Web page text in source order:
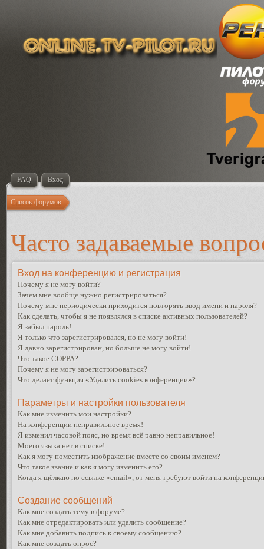
FAQ Вход
Список форумов
Часто задаваемые
Вход на конференцию и регистрация
Почему я не могу войти?
Зачем мне вообще нужно регистрироваться?
Почему мне периодически приходится повторять ввод имени и пароля?
Как сделать, чтобы я не появлялся в списке активных пользователей?
Я забыл пароль!
Я только что зарегистрировался, но не могу войти!
Я давно зарегистрирован, но больше не могу войти!
Что такое COPPA?
Почему я не могу зарегистрироваться?
Что делает функция «Удалить cookies конференции»?
Параметры и настройки пользователя
Как мне изменить мои настройки?
На конференции неправильное время!
Я изменил часовой пояс, но время всё равно неправильное!
Моего языка нет в списке!
Как я могу поместить изображение вместе со своим именем?
Что такое звание и как я могу изменить его?
Когда я щёлкаю по ссылке «email», от меня требуют войти на
Создание сообщений
Как мне создать тему в форуме?
Как мне отредактировать или удалить сообщение?
Как мне добавить подпись к своему сообщению?
Как мне создать опрос?